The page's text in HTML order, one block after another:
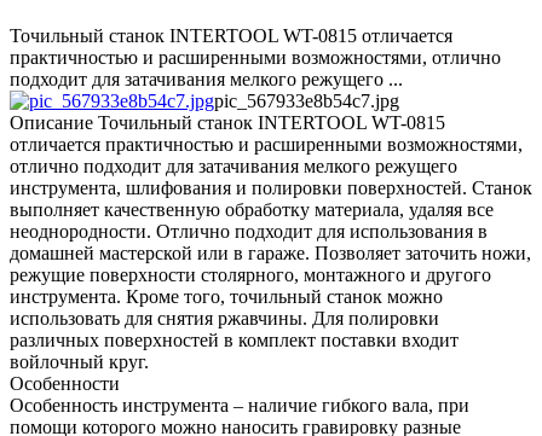
Точильный станок INTERTOOL WT-0815 отличается
практичностью и расширенными возможностями, отлично
подходит для затачивания мелкого режущего ...
pic_567933e8b54c7.jpg
Описание Точильный станок INTERTOOL WT-0815
отличается практичностью и расширенными возможностями,
отлично подходит для затачивания мелкого режущего
инструмента, шлифования и полировки поверхностей. Станок
выполняет качественную обработку материала, удаляя все
неоднородности. Отлично подходит для использования в
домашней мастерской или в гараже. Позволяет заточить ножи,
режущие поверхности столярного, монтажного и другого
инструмента. Кроме того, точильный станок можно
использовать для снятия ржавчины. Для полировки
различных поверхностей в комплект поставки входит
войлочный круг.
Особенности
Особенность инструмента – наличие гибкого вала, при
помощи которого можно наносить гравировку разные